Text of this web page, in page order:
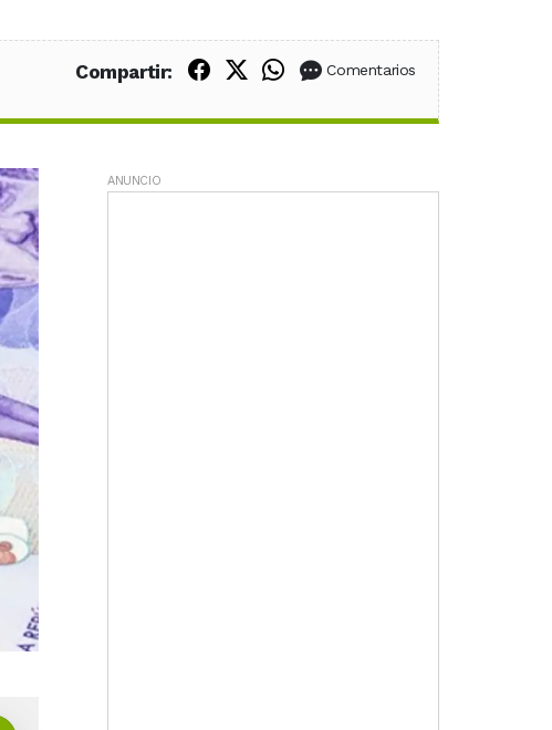
Compartir: Compartir en Facebook
Compartir en X (Twitter)
Compartir en WhatsApp
Comentarios
ANUNCIO